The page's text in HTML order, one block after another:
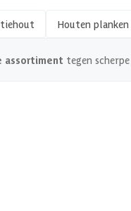
Houten planken
assortiment tegen